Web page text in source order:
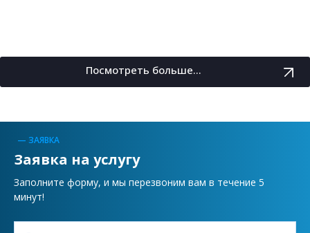
Посмотреть больше...
— ЗАЯВКА
Заявка на услугу
Заполните форму, и мы перезвоним вам в течение 5
минут!